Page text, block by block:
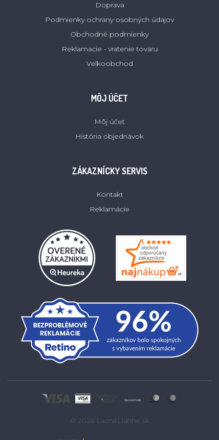
Doprava
Podmienky ochrany osobných údajov
Obchodné podmienky
Reklamacie - vratenie tovaru
Velkoobchod
MÔJ ÚČET
Môj účet
História objednávok
ZÁKAZNÍCKY SERVIS
Kontakt
Reklamácie
© 2026 LacnéLiahne.sk